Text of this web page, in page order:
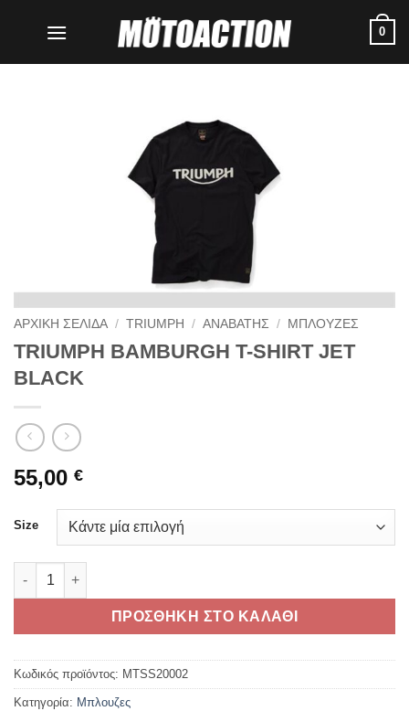
0
ΑΡΧΙΚΗ ΣΕΛΙΔΑ / TRIUMPH / ΑΝΑΒΑΤΗΣ / ΜΠΛΟΥΖΕΣ
TRIUMPH BAMBURGH T-SHIRT JET
BLACK
55,00 €
Size
TRIUMPH BAMBURGH T-SHIRT JET BLACK ποσότητα
ΠΡΟΣΘΗΚΗ ΣΤΟ ΚΑΛΑΘΙ
Κωδικός προϊόντος: MTSS20002
Κατηγορία: Μπλουζες